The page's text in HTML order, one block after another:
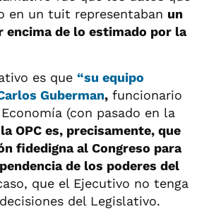
en un tuit representaban un
encima de lo estimado por la
es que “su equipo
Guberman, funcionario
(con pasado en la
OPC es, precisamente, que
fidedigna al Congreso para
de los poderes del
que el Ejecutivo no tenga
del Legislativo.